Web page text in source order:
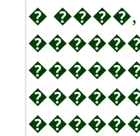
�